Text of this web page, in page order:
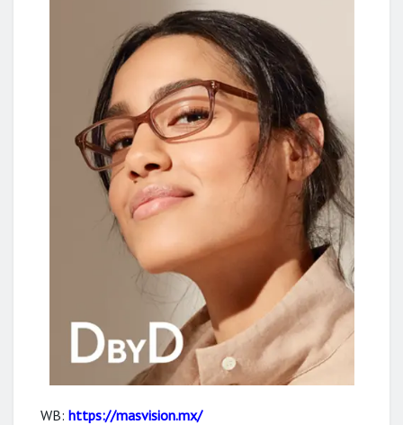
WB: https://masvision.mx/